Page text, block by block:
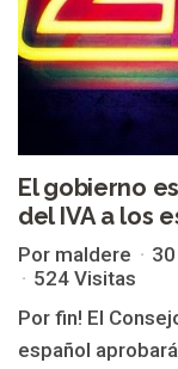
El gobierno
del IVA a los
Por maldere
524 Visitas
Por fin! El
español